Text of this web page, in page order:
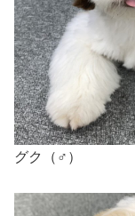
グク（♂）